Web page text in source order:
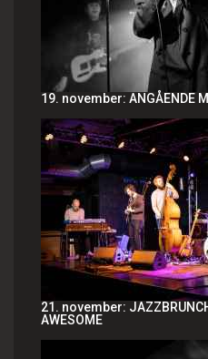
19. november: ANGÅENDE
21. november:
AWESOME